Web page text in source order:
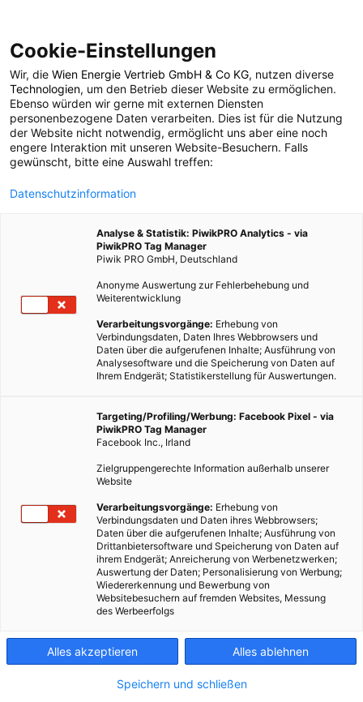
POSTS BY TAG
Heiligabend
1 BEITRAG
Cookie-Einstellungen
Wir, die Wien Energie Vertrieb GmbH & Co KG, nutzen diverse
Technologien, um den Betrieb dieser Website zu ermöglichen.
Ebenso würden wir gerne mit externen Diensten
personenbezogene Daten verarbeiten. Dies ist für die Nutzung
der Website nicht notwendig, ermöglicht uns aber eine noch
engere Interaktion mit unseren Website-Besuchern. Falls
gewünscht, bitte eine Auswahl treffen:
Datenschutzinformation
Analyse & Statistik: PiwikPRO Analytics - via
PiwikPRO Tag Manager
Piwik PRO GmbH, Deutschland
Anonyme Auswertung zur Fehlerbehebung und
Weiterentwicklung
Verarbeitungsvorgänge: Erhebung von
Verbindungsdaten, Daten Ihres Webbrowsers und
Daten über die aufgerufenen Inhalte; Ausführung von
Analysesoftware und die Speicherung von Daten auf
Ihrem Endgerät; Statistikerstellung für Auswertungen.
Targeting/Profiling/Werbung: Facebook Pixel - via
PiwikPRO Tag Manager
Facebook Inc., Irland
Zielgruppengerechte Information außerhalb unserer
Website
Verarbeitungsvorgänge: Erhebung von
Verbindungsdaten und Daten ihres Webbrowsers;
Daten über die aufgerufenen Inhalte; Ausführung von
Drittanbietersoftware und Speicherung von Daten auf
ihrem Endgerät; Anreicherung von Werbenetzwerken;
Auswertung der Daten; Personalisierung von Werbung;
Wiedererkennung und Bewerbung von
Websitebesuchern auf fremden Websites, Messung
des Werbeerfolgs
Alles akzeptieren Alles ablehnen
Speichern und schließen